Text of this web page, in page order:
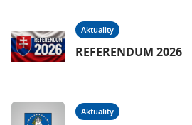
Aktuality
REFERENDUM 2026
Aktuality